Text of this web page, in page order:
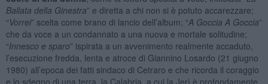
Ballata della Ginestra” e diretta a chi non si è potuto accarezzare;
“Vorrei” scelta come brano di lancio dell’album; “A Goccia A Goccia”
che da voce a un condannato a una nuova e mortale solitudine;
“Innesco e sparo” ispirata a un avvenimento realmente accaduto,
l’esecuzione fredda, lenta e atroce di Giannino Losardo (21 giugno
1980) all’epoca dei fatti sindaco di Cetraro e che ricorda il coraggio
e lo sdegno di una terra, la Calabria, a cui la Jerì è profondamente